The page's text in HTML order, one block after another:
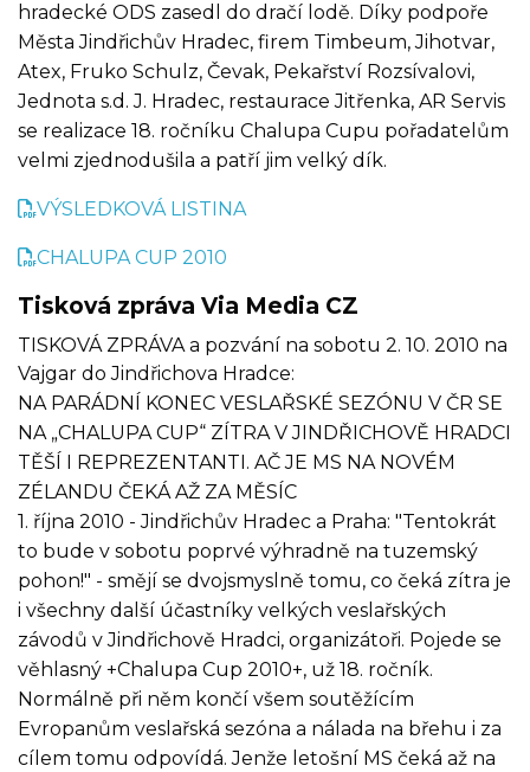
hradecké ODS zasedl do dračí lodě. Díky podpoře
Města Jindřichův Hradec, firem Timbeum, Jihotvar,
Atex, Fruko Schulz, Čevak, Pekařství Rozsívalovi,
Jednota s.d. J. Hradec, restaurace Jitřenka, AR Servis
se realizace 18. ročníku Chalupa Cupu pořadatelům
velmi zjednodušila a patří jim velký dík.
VÝSLEDKOVÁ LISTINA
CHALUPA CUP 2010
Tisková zpráva Via Media CZ
TISKOVÁ ZPRÁVA a pozvání na sobotu 2. 10. 2010 na
Vajgar do Jindřichova Hradce:
NA PARÁDNÍ KONEC VESLAŘSKÉ SEZÓNU V ČR SE
NA „CHALUPA CUP“ ZÍTRA V JINDŘICHOVĚ HRADCI
TĚŠÍ I REPREZENTANTI. AČ JE MS NA NOVÉM
ZÉLANDU ČEKÁ AŽ ZA MĚSÍC
1. října 2010 - Jindřichův Hradec a Praha: "Tentokrát
to bude v sobotu poprvé výhradně na tuzemský
pohon!" - smějí se dvojsmyslně tomu, co čeká zítra je
i všechny další účastníky velkých veslařských
závodů v Jindřichově Hradci, organizátoři. Pojede se
věhlasný +Chalupa Cup 2010+, už 18. ročník.
Normálně při něm končí všem soutěžícím
Evropanům veslařská sezóna a nálada na břehu i za
cílem tomu odpovídá. Jenže letošní MS čeká až na